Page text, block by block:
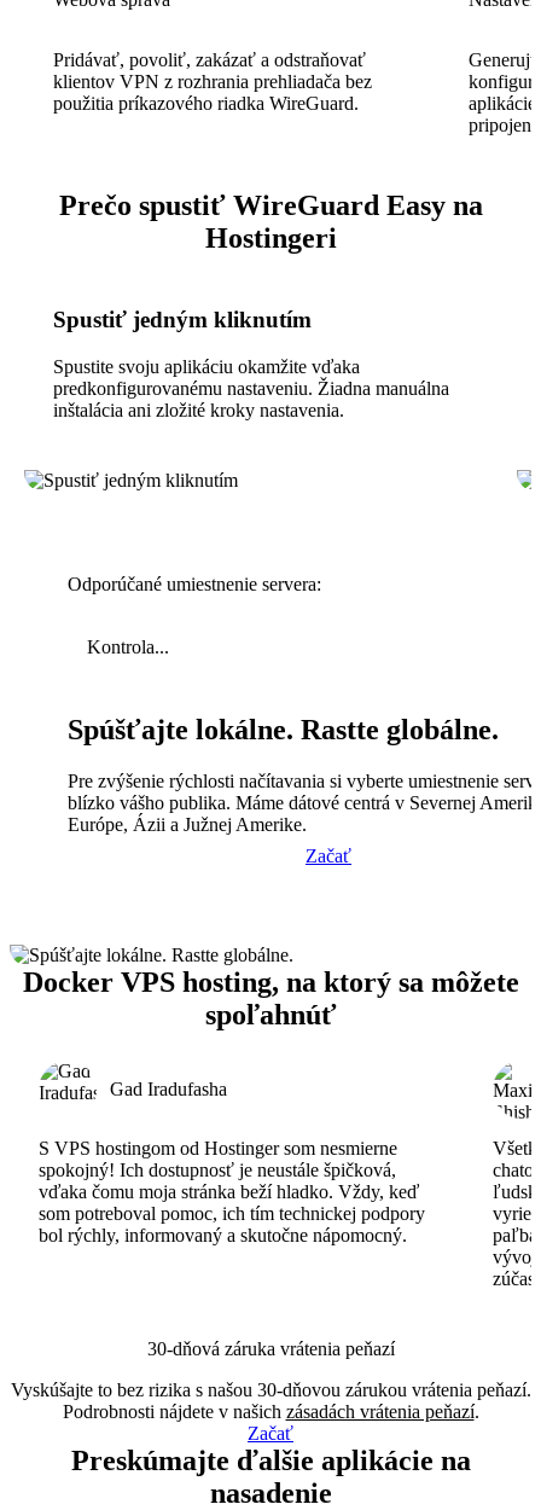
Pridávať, povoliť, zakázať a odstraňovať
klientov VPN z rozhrania prehliadača bez
použitia príkazového riadka WireGuard.
aplikácie
Prečo spustiť WireGuard Easy na
Hostingeri
Spustiť jedným kliknutím
Spustite svoju aplikáciu okamžite vďaka
predkonfigurovanému nastaveniu. Žiadna manuálna
inštalácia ani zložité kroky nastavenia.
Odporúčané umiestnenie servera:
Kontrola...
Spúšťajte lokálne. Rastte globálne.
Pre zvýšenie rýchlosti načítavania si vyberte umiestnenie
blízko vášho publika. Máme dátové centrá v Severnej
Európe, Ázii a Južnej Amerike.
Začať
Docker VPS hosting, na ktorý sa môžete
spoľahnúť
Gad Iradufasha
S VPS hostingom od Hostinger som nesmierne
spokojný! Ich dostupnosť je neustále špičková,
vďaka čomu moja stránka beží hladko. Vždy, keď
som potreboval pomoc, ich tím technickej podpory
bol rýchly, informovaný a skutočne nápomocný.
30-dňová záruka vrátenia peňazí
Vyskúšajte to bez rizika s našou 30-dňovou zárukou vrátenia peňazí.
Podrobnosti nájdete v našich zásadách vrátenia peňazí.
Začať
Preskúmajte ďalšie aplikácie na
nasadenie